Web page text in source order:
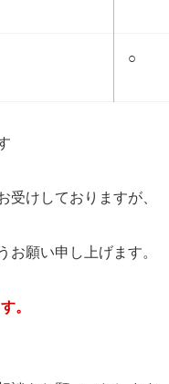
○
けしておりますが、
願い申し上げます。
。